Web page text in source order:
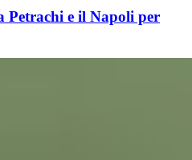
e il Napoli per